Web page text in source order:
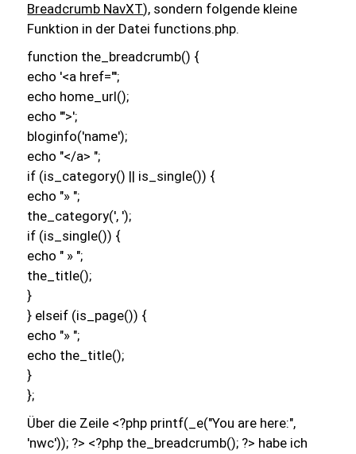
Breadcrumb NavXT), sondern folgende kleine
Funktion in der Datei functions.php.
function the_breadcrumb() {
echo '<a href="';
echo home_url();
echo '">';
bloginfo('name');
echo "</a> ";
if (is_category() || is_single()) {
echo "» ";
the_category(', ');
if (is_single()) {
echo " » ";
the_title();
}
} elseif (is_page()) {
echo "» ";
echo the_title();
}
};
Über die Zeile <?php printf(_e("You are here:",
'nwc')); ?> <?php the_breadcrumb(); ?> habe ich